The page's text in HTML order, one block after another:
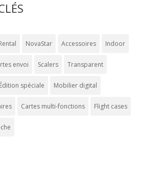
NovaStar Accessoires Indoor
envoi Scalers Transparent
Édition spéciale Mobilier digital
Cartes multi-fonctions Flight cases